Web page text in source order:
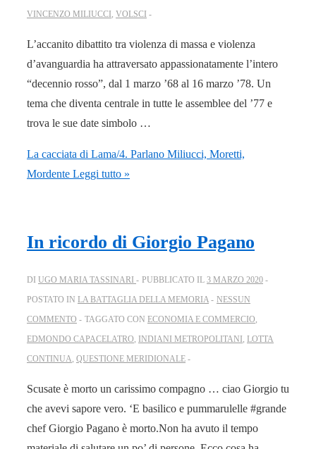
VINCENZO MILIUCCI VOLSCI
L’accanito dibattito tra violenza di massa e violenza
d’avanguardia ha attraversato appassionatamente l’intero
“decennio rosso”, dal 1 marzo ’68 al 16 marzo ’78. Un
tema che diventa centrale in tutte le assemblee del ’77 e
trova le sue date simbolo …
La cacciata di Lama/4. Parlano Miliucci, Moretti,
Mordente Leggi tutto »
In ricordo di Giorgio Pagano
DI UGO MARIA TASSINARI PUBBLICATO IL 3 MARZO 2020
POSTATO IN LA BATTAGLIA DELLA MEMORIA
NESSUN
COMMENTO
TAGGATO CON ECONOMIA E COMMERCIO,
EDMONDO CAPACELATRO, INDIANI METROPOLITANI, LOTTA
CONTINUA, QUESTIONE MERIDIONALE
Scusate è morto un carissimo compagno … ciao Giorgio tu
che avevi sapore vero. ‘E basilico e pummarulelle #grande
chef Giorgio Pagano è morto.Non ha avuto il tempo